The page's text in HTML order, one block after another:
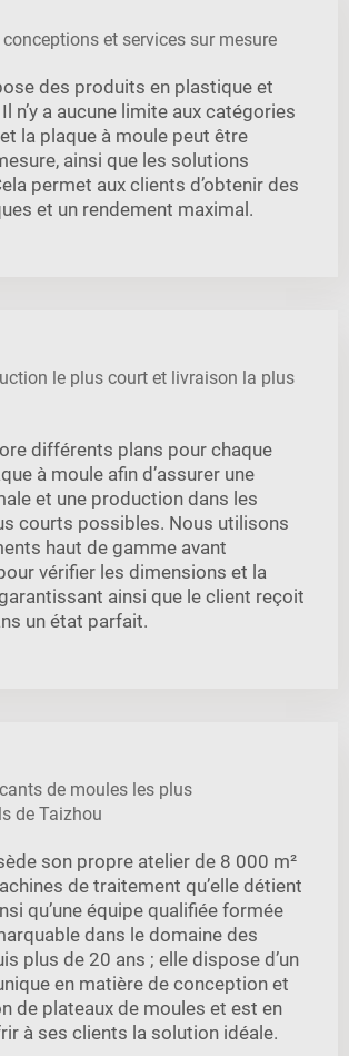
et services sur mesure
des produits en plastique et
n’y a aucune limite aux catégories
la plaque à moule peut être
ainsi que les solutions
permet aux clients d’obtenir des
et un rendement maximal.
le plus court et livraison la plus
différents plans pour chaque
à moule afin d’assurer une
et une production dans les
courts possibles. Nous utilisons
haut de gamme avant
vérifier les dimensions et la
ainsi que le client reçoit
un état parfait.
de moules les plus
de Taizhou
son propre atelier de 8 000 m²
de traitement qu’elle détient
qu’une équipe qualifiée formée
dans le domaine des
plus de 20 ans ; elle dispose d’un
en matière de conception et
de plateaux de moules et est en
à ses clients la solution idéale.